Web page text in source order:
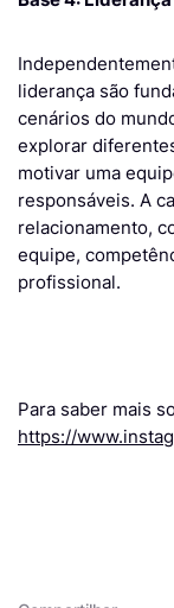
liderança são
cenários do
explorar
motivar uma
responsáveis. A
relacionamento,
equipe,
profissional.
Para saber mais
https://